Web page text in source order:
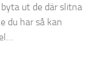
ut de där slitna
du har så kan